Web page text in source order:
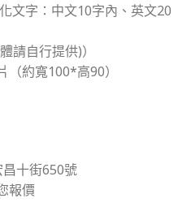
文字：中文10字內、英文20
請自行提供)）
約寬100*高90）
十街650號
報價